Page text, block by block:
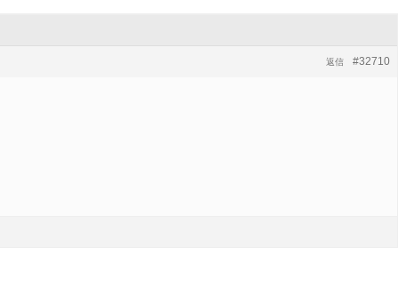
#32710
返信